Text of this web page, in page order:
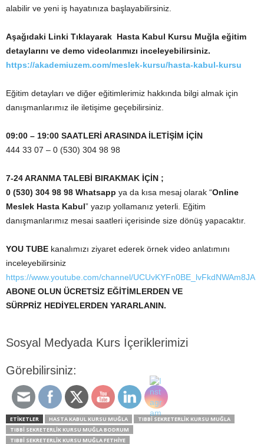
alabilir ve yeni iş hayatınıza başlayabilirsiniz.
Aşağıdaki Linki Tıklayarak Hasta Kabul Kursu Muğla eğitim
detaylarını ve demo videolarımızı inceleyebilirsiniz.
https://akademiuzem.com/meslek-kursu/hasta-kabul-kursu
Eğitim detayları ve diğer eğitimlerimiz hakkında bilgi almak için
danışmanlarımız ile iletişime geçebilirsiniz.
09:00 – 19:00 SAATLERİ ARASINDA İLETİŞİM İÇİN
444 33 07 – 0 (530) 304 98 98
7-24 ARANMA TALEBİ BIRAKMAK İÇİN ;
0 (530) 304 98 98 Whatsapp ya da kısa mesaj olarak “Online
Meslek Hasta Kabul” yazıp yollamanız yeterli. Eğitim
danışmanlarımız mesai saatleri içerisinde size dönüş yapacaktır.
YOU TUBE kanalımızı ziyaret ederek örnek video anlatımını
inceleyebilirsiniz
https://www.youtube.com/channel/UCUvKYFn0BE_lvFkdNWAm8JA
ABONE OLUN ÜCRETSİZ EĞİTİMLERDEN VE
SÜRPRİZ HEDİYELERDEN YARARLANIN.
Sosyal Medyada Kurs İçeriklerimizi
Görebilirsiniz:
ETİKETLER HASTA KABUL KURSU MUĞLA
TIBBI SEKRETERLIK KURSU MUĞLA
TIBBI SEKRETERLIK KURSU MUĞLA BODRUM
TIBBI SEKRETERLIK KURSU MUĞLA FETHIYE